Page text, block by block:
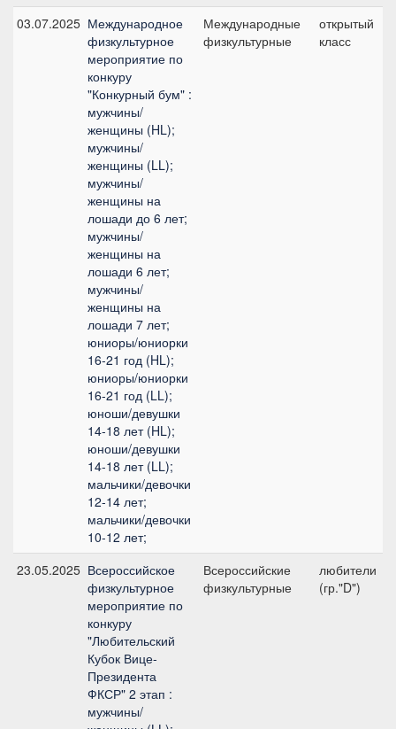
03.07.2025 Международное
физкультурное
мероприятие по
конкуру
"Конкурный бум" :
мужчины/
женщины (HL);
мужчины/
женщины (LL);
мужчины/
женщины на
лошади до 6 лет;
мужчины/
женщины на
лошади 6 лет;
мужчины/
женщины на
лошади 7 лет;
юниоры/юниорки
16-21 год (HL);
юниоры/юниорки
16-21 год (LL);
юноши/девушки
14-18 лет (HL);
юноши/девушки
14-18 лет (LL);
мальчики/девочки
12-14 лет;
мальчики/девочки
10-12 лет;
Международные
физкультурные
открытый
класс
23.05.2025 Всероссийское
физкультурное
мероприятие по
конкуру
"Любительский
Кубок Вице-
Президента
ФКСР" 2 этап :
мужчины/
Всероссийские
физкультурные
любители
(гр."D")